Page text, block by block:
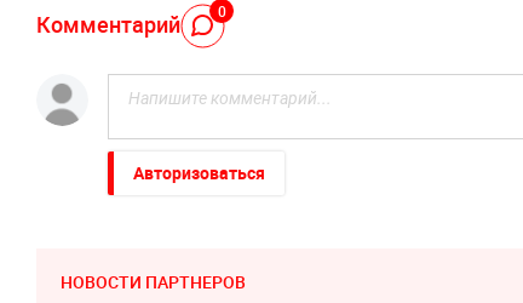
Комментарий 0
Авторизоваться
НОВОСТИ ПАРТНЕРОВ